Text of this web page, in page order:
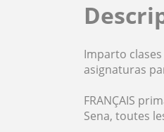
Imparto
asignaturas
FRANÇAIS
Sena, toutes